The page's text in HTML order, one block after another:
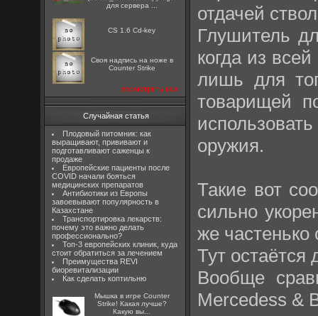
для сервера ...
CS 1.6 Cd-key
Cвоя надпись на ноже в
Counter Strike
посмотреть все
Случайная статья
Плодовый питомник: как
выращивают, прививают и
подготавливают саженцы к
продаже
Европейские пациенты после
COVID начали бояться
медицинских препаратов
Антибиотики из Европы
завоевывают популярность в
Казахстане
Транспортировка лекарств:
почему это важно делать
профессионально?
Топ-3 европейских клиник, куда
стоит обратиться за лечением
Преимущества REVI
биоревитализации
Как сделать коптильню
Мышка в игре Counter
Strike! Какая лучше?
Какую вы...
отдачей
Глушитель
когда из
лишь для
товарищей
оружия.
Такие вот
сильно
же
Тут остаётся
Вообще
Mercedess &